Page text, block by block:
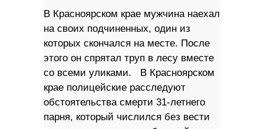
В Красноярском крае мужчина наехал
на своих подчиненных, один из
которых скончался на месте. После
этого он спрятал труп в лесу вместе
со всеми уликами. В Красноярском
крае полицейские расследуют
обстоятельства смерти 31-летнего
парня, который числился без вести